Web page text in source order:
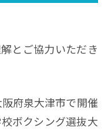
とご協力いただき
府泉大津市で開催
ボクシング選抜大